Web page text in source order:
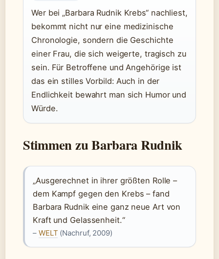
Wer bei „Barbara Rudnik Krebs“ nachliest,
bekommt nicht nur eine medizinische
Chronologie, sondern die Geschichte
einer Frau, die sich weigerte, tragisch zu
sein. Für Betroffene und Angehörige ist
das ein stilles Vorbild: Auch in der
Endlichkeit bewahrt man sich Humor und
Würde.
Stimmen zu Barbara Rudnik
„Ausgerechnet in ihrer größten Rolle –
dem Kampf gegen den Krebs – fand
Barbara Rudnik eine ganz neue Art von
Kraft und Gelassenheit.“
– WELT (Nachruf, 2009)